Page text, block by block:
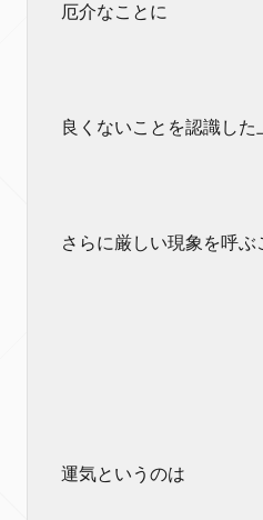
厄介なことに
良くないことを認識した
さらに厳しい現象を呼ぶ
運気というのは